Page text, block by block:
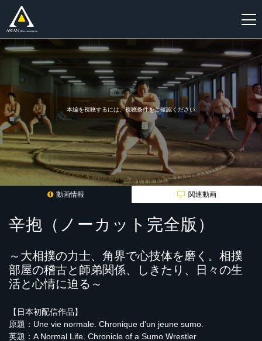
新
規
登
録
本編を視聴するには、視聴条件をご確認ください
動画情報 関連動画
辛抱（ノーカット完全版）
～大相撲の力士、角界で心技体を磨く。相撲
部屋の稽古と師弟関係、しきたり、日々の生
活と心情に迫る～
【日本初配信作品】
原題：Une vie normale. Chronique d'un jeune sumo.
英題：A Normal Life. Chronicle of a Sumo Wrestler